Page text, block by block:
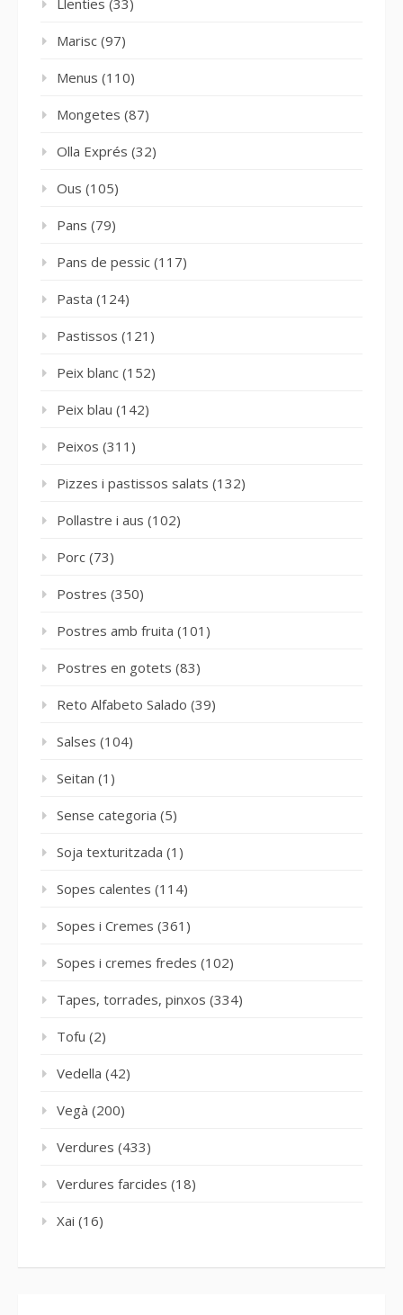
Marisc (97)
Menus (110)
Mongetes (87)
Olla Exprés (32)
Ous (105)
Pans (79)
Pans de pessic (117)
Pasta (124)
Pastissos (121)
Peix blanc (152)
Peix blau (142)
Peixos (311)
Pizzes i pastissos salats (132)
Pollastre i aus (102)
Porc (73)
Postres (350)
Postres amb fruita (101)
Postres en gotets (83)
Reto Alfabeto Salado (39)
Salses (104)
Seitan (1)
Sense categoria (5)
Soja texturitzada (1)
Sopes calentes (114)
Sopes i Cremes (361)
Sopes i cremes fredes (102)
Tapes, torrades, pinxos (334)
Tofu (2)
Vedella (42)
Vegà (200)
Verdures (433)
Verdures farcides (18)
Xai (16)